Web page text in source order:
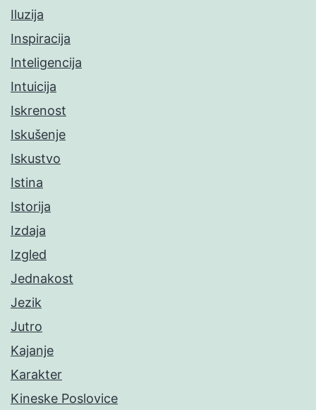
Iluzija
Inspiracija
Inteligencija
Intuicija
Iskrenost
Iskušenje
Iskustvo
Istina
Istorija
Izdaja
Izgled
Jednakost
Jezik
Jutro
Kajanje
Karakter
Kineske Poslovice